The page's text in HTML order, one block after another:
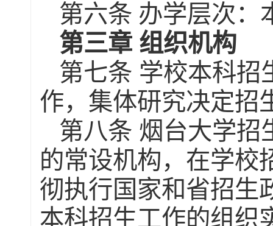
第六条 办学层次：
第三章 组织机构
第七条 学校本科招
作，集体研究决定招
第八条 烟台大学招
的常设机构，在学校
彻执行国家和省招生
本科招生工作的组织